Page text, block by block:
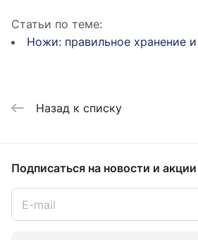
Статьи по теме:
Ножи: правильное хранение
Назад к списку
Подписаться на новости и акции